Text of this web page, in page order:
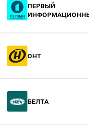
Первый
ОНТ
БелТА